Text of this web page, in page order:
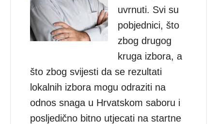
uvrnuti. Svi su
pobjednici, što
zbog drugog
kruga izbora, a
što zbog svijesti da se rezultati
lokalnih izbora mogu odraziti na
odnos snaga u Hrvatskom saboru i
posljedično bitno utjecati na startne